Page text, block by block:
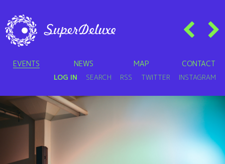
EVENTS NEWS MAP CONTACT
LOG IN SEARCH RSS TWITTER INSTAGRAM